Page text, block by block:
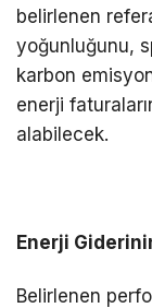
belirlenen
yoğunluğunu,
karbon
enerji
alabilecek.
Enerji
Belirlenen